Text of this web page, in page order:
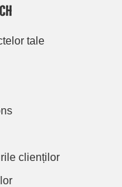
tale
clienților